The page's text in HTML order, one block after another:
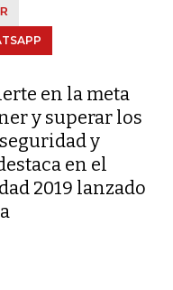
en la meta
y superar los
y
en el
2019 lanzado